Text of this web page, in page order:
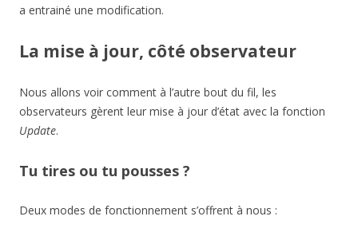
a entrainé une modification.
La mise à jour, côté observateur
Nous allons voir comment à l’autre bout du fil, les
observateurs gèrent leur mise à jour d’état avec la fonction
Update.
Tu tires ou tu pousses ?
Deux modes de fonctionnement s’offrent à nous :